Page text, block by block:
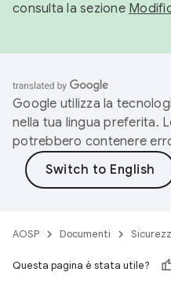
consulta la sezione
Google utilizza la
nella tua lingua preferita.
potrebbero contenere
AOSP Documenti
Questa pagina è stata utile?